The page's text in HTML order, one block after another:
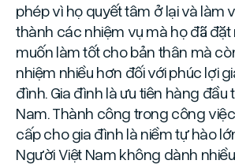
phép vì họ quyết tâm ở lại và làm
thành các nhiệm vụ mà họ đã đặt
muốn làm tốt cho bản thân mà
nhiệm nhiều hơn đối với phúc lợi
đình. Gia đình là ưu tiên hàng đầu
Nam. Thành công trong công
cấp cho gia đình là niềm tự hào
Người Việt Nam không dành